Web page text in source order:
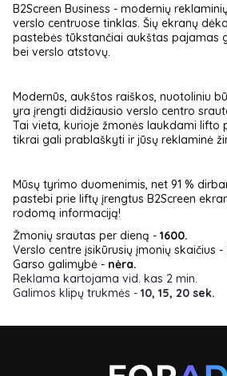
B2Screen Business - modernių
verslo centruose tinklas. Šių ekranų
pastebės tūkstančiai aukštas pajamas
bei verslo atstovų.
Modernūs, aukštos raiškos, nuotoliniu
yra įrengti didžiausio verslo centro
Tai vieta, kurioje žmonės laukdami lifto
tikrai gali prablaškyti ir jūsų reklaminė
Mūsų tyrimo duomenimis, net 91 %
pastebi prie liftų įrengtus B2Screen
rodomą informaciją!
Žmonių srautas per dieną - 1600.
Verslo centre įsikūrusių įmonių skaičius -
Garso galimybė - nėra.
Reklama kartojama vid. kas 2 min.
Galimos klipų trukmės - 10, 15, 20 sek.